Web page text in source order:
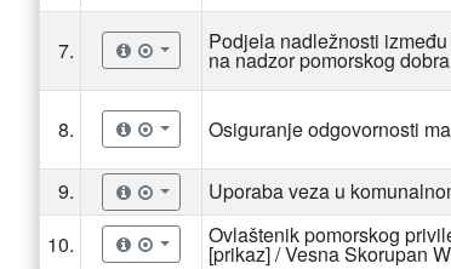
7. Podjela nadležnosti
na nadzor pomorskog
8. Osiguranje odgovornosti
9.
Uporaba veza u
10.
Ovlaštenik pomorskog
[prikaz] / Vesna Skorupan